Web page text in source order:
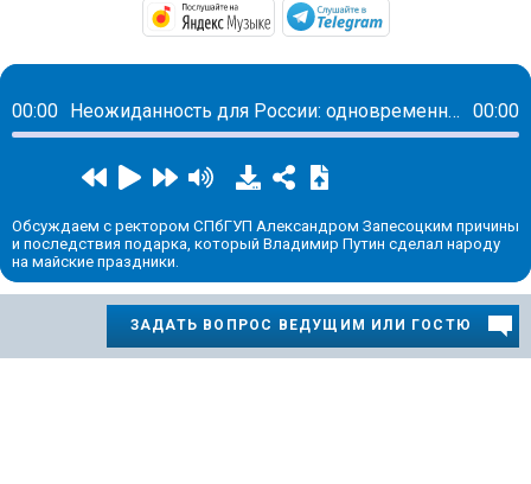
https://music.yandex.ru/
00:00 Неожиданность для России: одновременно и выходные, и оплачиваемые нерабочие дни 00:00
Обсуждаем с ректором СПбГУП Александром Запесоцким причины
и последствия подарка, который Владимир Путин сделал народу
на майские праздники.
ЗАДАТЬ ВОПРОС ВЕДУЩИМ ИЛИ ГОСТЮ